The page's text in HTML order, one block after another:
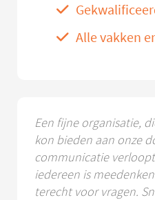
Alle vakken
Een fijne organisatie,
kon bieden aan onze
communicatie
iedereen is
terecht voor vragen.